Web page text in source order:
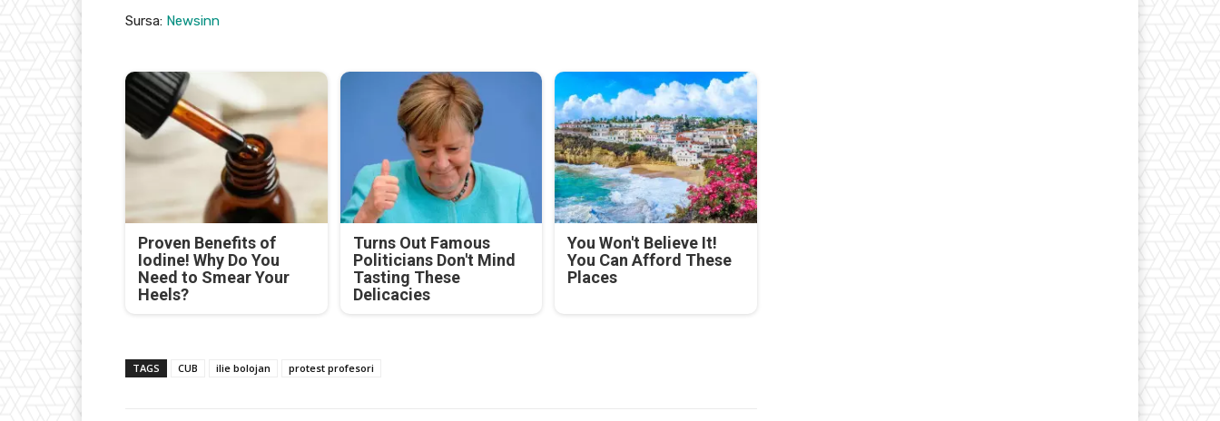
Sursa: Newsinn
Proven Benefits of
Iodine! Why Do You
Need to Smear Your
Heels?
Turns Out Famous
Politicians Don't Mind
Tasting These
Delicacies
You Won't Believe It!
You Can Afford These
Places
TAGS CUB ilie bolojan protest profesori